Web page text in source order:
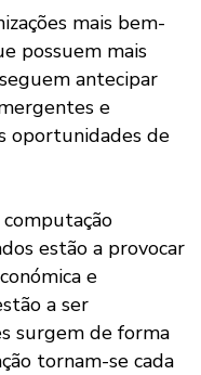
mais bem-
possuem mais
antecipar
e
oportunidades de
estão a provocar
e
a ser
surgem de forma
tornam-se cada